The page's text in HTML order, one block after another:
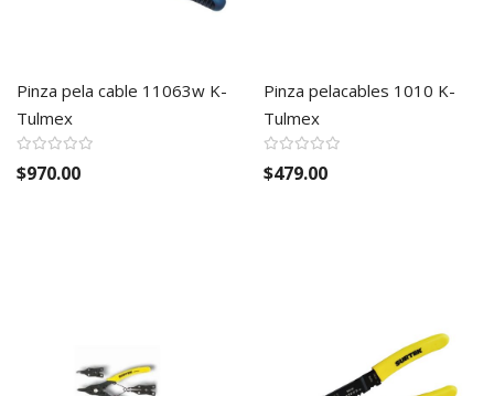
Pinza pela cable 11063w K-
Tulmex
$970.00
Pinza pelacables 1010 K-
Tulmex
$479.00